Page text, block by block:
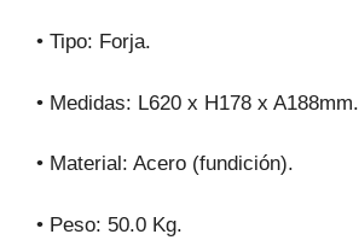
• Tipo: Forja.
• Medidas: L620 x H178 x A188mm.
• Material: Acero (fundición).
• Peso: 50.0 Kg.